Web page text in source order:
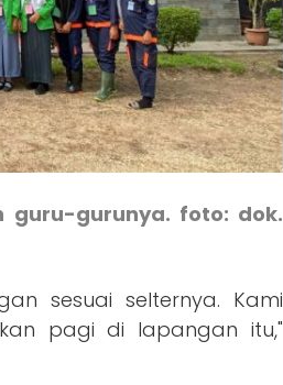
guru-gurunya. foto: dok.
sesuai selternya. Kami
pagi di lapangan itu,"